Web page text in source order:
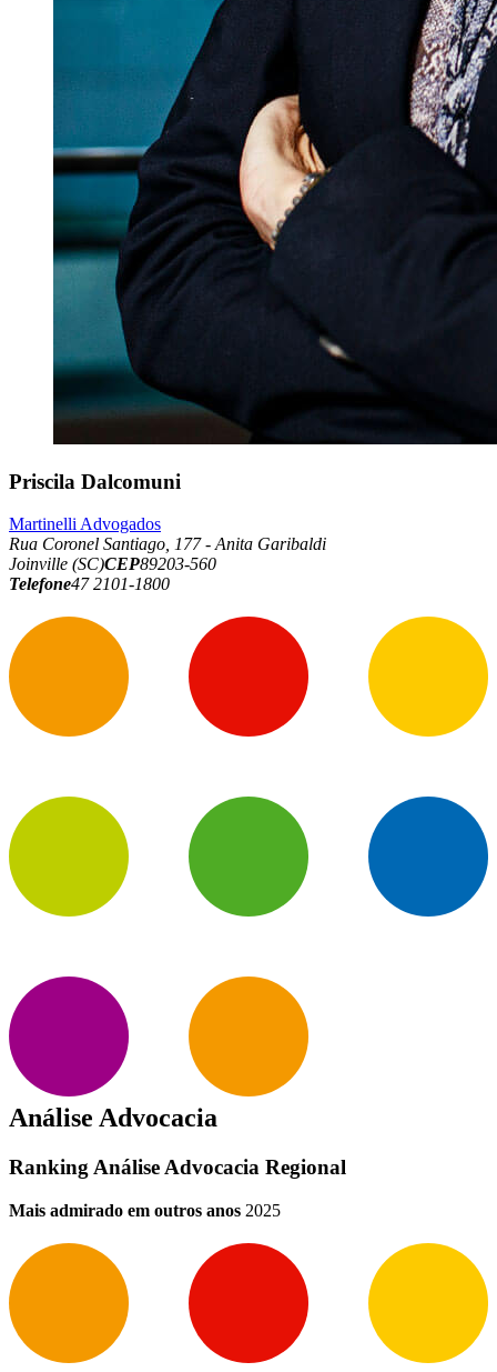
Priscila Dalcomuni
Martinelli Advogados
Rua Coronel Santiago, 177 - Anita Garibaldi
Joinville (SC)CEP89203-560
Telefone47 2101-1800
Análise Advocacia
Ranking Análise Advocacia Regional
Mais admirado em outros anos 2025